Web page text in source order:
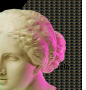
104 - Centro, Belo